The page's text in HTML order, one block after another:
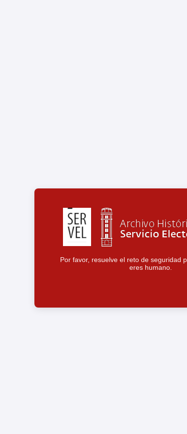
Por favor, resuelve el reto de seguridad
eres humano.